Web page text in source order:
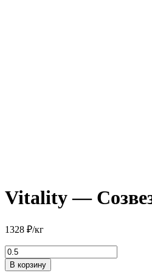
Vitality —
1328 ₽/кг
Количество
товара
В корзину